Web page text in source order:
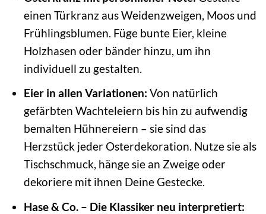
einen Türkranz aus Weidenzweigen, Moos und
Frühlingsblumen. Füge bunte Eier, kleine
Holzhasen oder bänder hinzu, um ihn
individuell zu gestalten.
Eier in allen Variationen: Von natürlich
gefärbten Wachteleiern bis hin zu aufwendig
bemalten Hühnereiern – sie sind das
Herzstück jeder Osterdekoration. Nutze sie als
Tischschmuck, hänge sie an Zweige oder
dekoriere mit ihnen Deine Gestecke.
Hase & Co. – Die Klassiker neu interpretiert: